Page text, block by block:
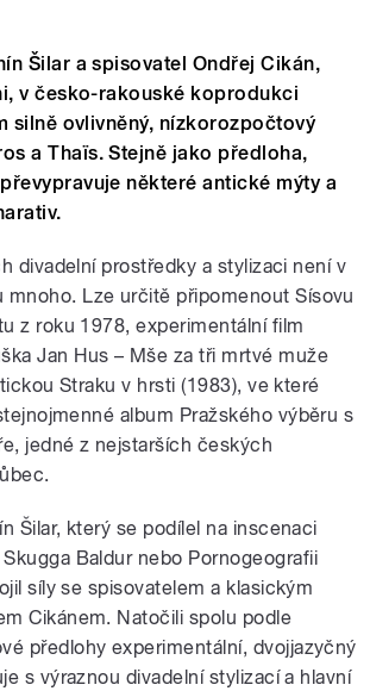
Šilar a spisovatel Ondřej Cikán,
v česko-rakouské koprodukci
silně ovlivněný, nízkorozpočtový
a Thaïs. Stejně jako předloha,
některé antické mýty a
divadelní prostředky a stylizaci není v
Lze určitě připomenout Sísovu
z roku 1978, experimentální film
Jan Hus – Mše za tři mrtvé muže
Straku v hrsti (1983), ve které
album Pražského výběru s
jedné z nejstarších českých
Šilar, který se podílel na inscenaci
Baldur nebo Pornogeografii
síly se spisovatelem a klasickým
Cikánem. Natočili spolu podle
předlohy experimentální, dvojjazyčný
s výraznou divadelní stylizací a hlavní